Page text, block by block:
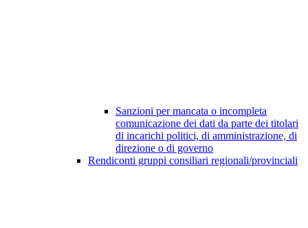
Sanzioni per mancata o incompleta
comunicazione dei dati da parte dei titolari
di incarichi politici, di amministrazione, di
direzione o di governo
Rendiconti gruppi consiliari regionali/provinciali